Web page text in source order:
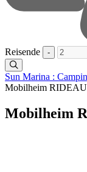
Reisende -
Sun Marina :
Mobilheim RIDEAU
Mobilheim